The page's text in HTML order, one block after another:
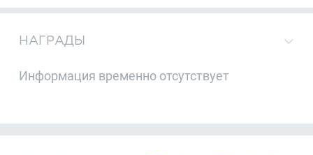
НАГРАДЫ
Информация временно отсутствует